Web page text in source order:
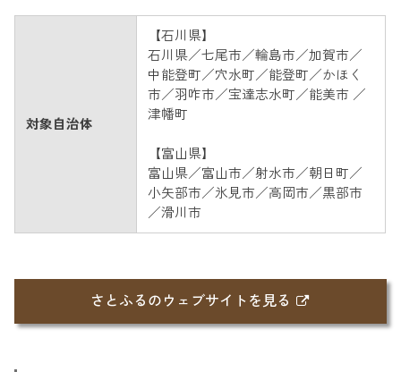
対象自治体
【石川県】
石川県／七尾市／輪島市／加賀市／
中能登町／穴水町／能登町／かほく
市／羽咋市／宝達志水町／能美市 ／
津幡町
【富山県】
富山県／富山市／射水市／朝日町／
小矢部市／氷見市／高岡市／黒部市
／滑川市
さとふるのウェブサイトを見る